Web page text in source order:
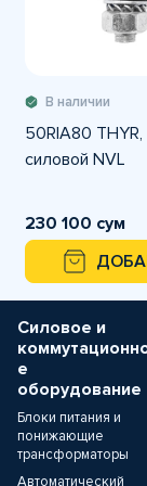
В наличии
50RIA80
силовой NVL
230 100 сум
Силовое и
е
оборудование
Блоки питания и
понижающие
трансформаторы
Автоматический